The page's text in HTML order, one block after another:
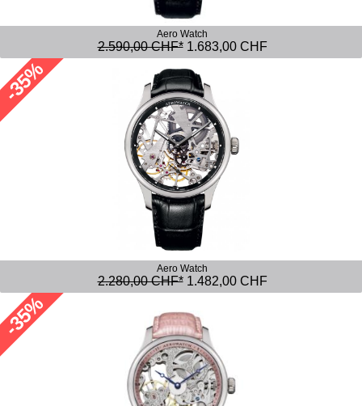
Aero Watch
2.590,00 CHF*1.683,00 CHF
-35%
Aero Watch
2.280,00 CHF*1.482,00 CHF
-35%